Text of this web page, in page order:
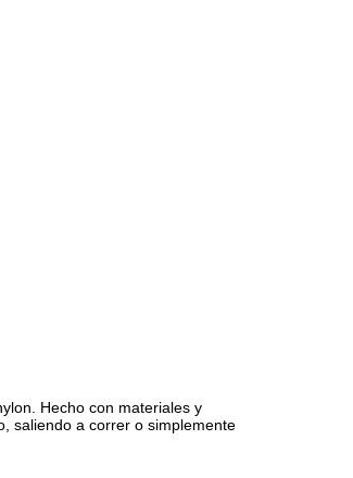
Hecho con materiales y
saliendo a correr o simplemente